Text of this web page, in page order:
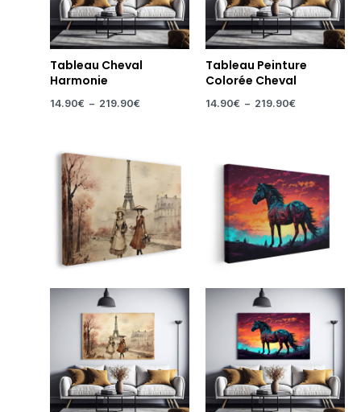
Tableau Cheval
Harmonie
14.90€ – 219.90€
Tableau Peinture
Colorée Cheval
14.90€ – 219.90€
prix :
14.90€
219.90€
prix :
14.90€
à
219.90€